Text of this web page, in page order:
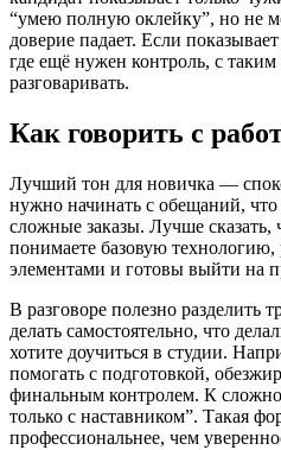
“умею полную оклейку”, но не
доверие падает. Если
где ещё нужен контроль, с
разговаривать.
Как говорить с
Лучший тон для новичка —
нужно начинать с обещаний,
сложные заказы. Лучше сказать,
понимаете базовую технологию,
элементами и готовы выйти на
В разговоре полезно разделить
делать самостоятельно, что
хотите доучиться в студии.
помогать с подготовкой,
финальным контролем. К
только с наставником”. Такая
профессиональнее, чем